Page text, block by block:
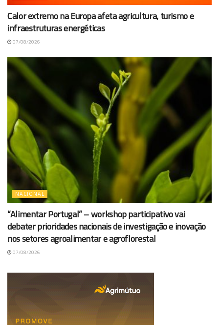
Calor extremo na Europa afeta agricultura, turismo e
infraestruturas energéticas
07/08/2026
NACIONAL
“Alimentar Portugal” – workshop participativo vai
debater prioridades nacionais de investigação e inovação
nos setores agroalimentar e agroflorestal
07/08/2026